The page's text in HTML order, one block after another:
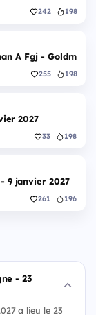
242 198
A Fgj - Goldmen
255 198
2027
33 198
9 janvier 2027
261 196
- 23
a lieu le 23